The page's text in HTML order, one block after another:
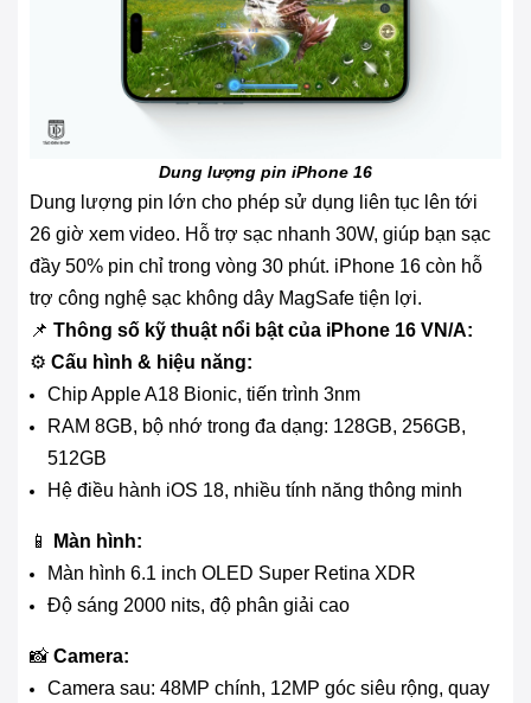
Dung lượng pin iPhone 16
Dung lượng pin lớn cho phép sử dụng liên tục lên tới
26 giờ xem video. Hỗ trợ sạc nhanh 30W, giúp bạn sạc
đầy 50% pin chỉ trong vòng 30 phút. iPhone 16 còn hỗ
trợ công nghệ sạc không dây MagSafe tiện lợi.
📌 Thông số kỹ thuật nổi bật của iPhone 16 VN/A:
⚙️ Cấu hình & hiệu năng:
Chip Apple A18 Bionic, tiến trình 3nm
RAM 8GB, bộ nhớ trong đa dạng: 128GB, 256GB,
512GB
Hệ điều hành iOS 18, nhiều tính năng thông minh
📱
Màn hình:
Màn hình 6.1 inch OLED Super Retina XDR
Độ sáng 2000 nits, độ phân giải cao
📸 Camera:
Camera sau: 48MP chính, 12MP góc siêu rộng, quay